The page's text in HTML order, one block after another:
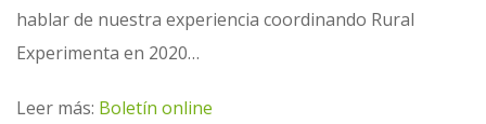
hablar de nuestra experiencia coordinando Rural
Experimenta en 2020…
Leer más: Boletín online